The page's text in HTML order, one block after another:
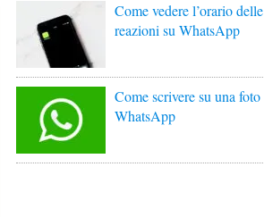
Come vedere l’orario delle
reazioni su WhatsApp
Come scrivere su una foto
WhatsApp